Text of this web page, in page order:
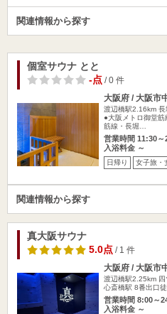
関連情報から探す
個室サウナ とと
-点/ 0 件
大阪府 / 大阪市
渡辺橋駅2.16km 長
●大阪メトロ御堂
筋線・長堀…
営業時間 11:30～
入浴料金 ～
日帰り 女子旅・
関連情報から探す
真大阪サウナ
5.0点/ 1 件
大阪府 / 大阪市
渡辺橋駅2.25km
心斎橋駅 8番出口
営業時間 8:00～
入浴料金 ～